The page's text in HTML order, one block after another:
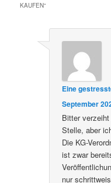
KAUFEN“
Eine
September
Bitter
Stelle, aber
Die KG-
ist zwar
nur